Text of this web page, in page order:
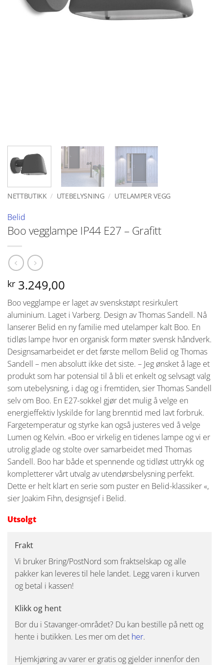
NETTBUTIKK / UTEBELYSNING / UTELAMPER VEGG
Belid
Boo vegglampe IP44 E27 – Grafitt
kr 3.249,00
Boo vegglampe er laget av svenskstøpt resirkulert
aluminium. Laget i Varberg. Design av Thomas Sandell. Nå
lanserer Belid en ny familie med utelamper kalt Boo. En
tidløs lampe hvor en organisk form møter svensk håndverk.
Designsamarbeidet er det første mellom Belid og Thomas
Sandell – men absolutt ikke det siste. – Jeg ønsket å lage et
produkt som har potensial til å bli et enkelt og selvsagt valg
som utebelysning, i dag og i fremtiden, sier Thomas Sandell
selv om Boo. En E27-sokkel gjør det mulig å velge en
energieffektiv lyskilde for lang brenntid med lavt forbruk.
Fargetemperatur og styrke kan også justeres ved å velge
Lumen og Kelvin. «Boo er virkelig en tidenes lampe og vi er
utrolig glade og stolte over samarbeidet med Thomas
Sandell. Boo har både et spennende og tidløst uttrykk og
kompletterer vårt utvalg av utendørsbelysning perfekt.
Dette er helt klart en serie som puster en Belid-klassiker «,
sier Joakim Fihn, designsjef i Belid.
Utsolgt
Frakt
Vi bruker Bring/PostNord som fraktselskap og alle
pakker kan leveres til hele landet. Legg varen i kurven
og betal i kassen!
Klikk og hent
Bor du i Stavanger-området? Du kan bestille på nett og
hente i butikken. Les mer om det her.
Hjemkjøring av varer er gratis og gjelder innenfor den